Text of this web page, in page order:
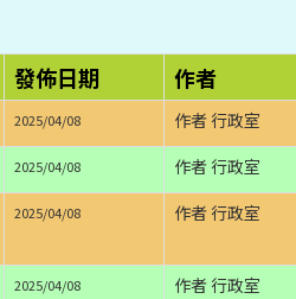
發佈日期 作者
2025/04/08 作者 行政室
2025/04/08 作者 行政室
2025/04/08 作者 行政室
2025/04/08 作者 行政室